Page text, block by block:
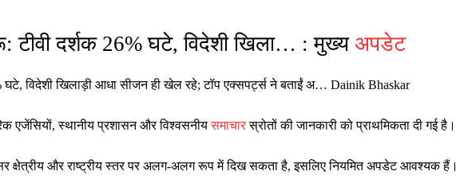
टीवी दर्शक 26% घटे, विदेशी खिला… : मुख्य अपडेट
घटे, विदेशी खिलाड़ी आधा सीजन ही खेल रहे; टॉप एक्सपर्ट्स ने बताईं अ… Dainik Bhaskar
एजेंसियों, स्थानीय प्रशासन और विश्वसनीयसमाचारस्रोतों की जानकारी को प्राथमिकता दी गई है।
क्षेत्रीय और राष्ट्रीय स्तर पर अलग-अलग रूप में दिख सकता है, इसलिए नियमित अपडेट आवश्यक हैं।